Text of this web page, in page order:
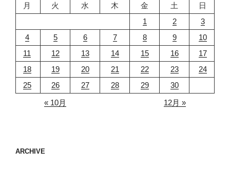
月
火 水 木 金 土
日
1
2
3
4
5 6 7 8 9
10
11
12 13 14 15 16
17
18
19 20 21 22 23
24
25
26 27 28 29
30
« 10月
12月 »
ARCHIVE